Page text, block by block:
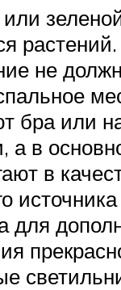
растений.
не
бра или
а в
в
для